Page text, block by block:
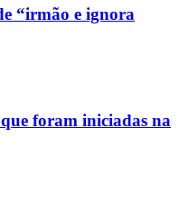
“irmão e ignora
foram iniciadas na